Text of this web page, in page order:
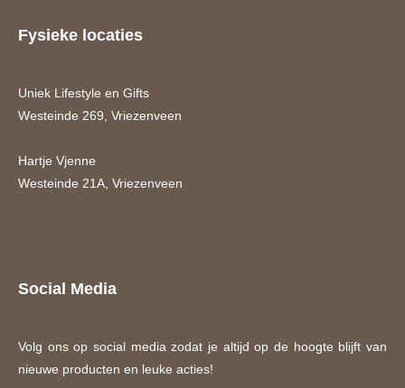
Fysieke locaties
Uniek Lifestyle en Gifts
Westeinde 269, Vriezenveen
Hartje Vjenne
Westeinde 21A, Vriezenveen
Social Media
Volg ons op social media zodat je altijd op de hoogte blijft van
nieuwe producten en leuke acties!